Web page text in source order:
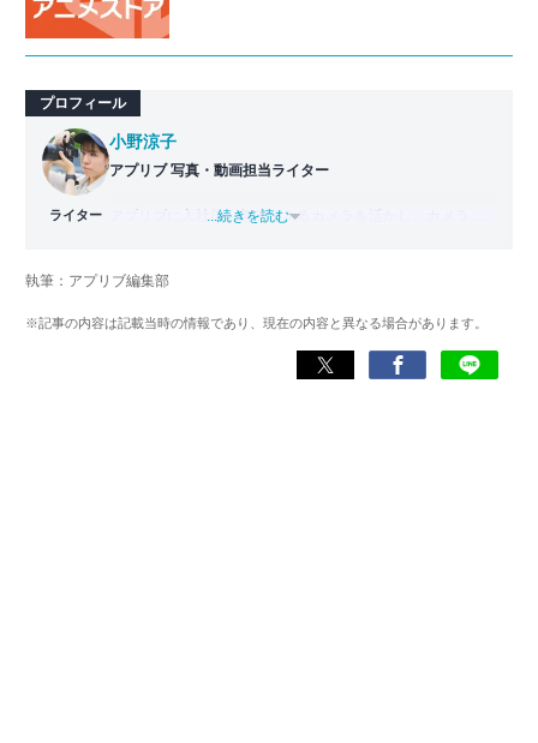
プロフィール
ライター
小野涼子
アプリブ 写真・動画担当ライター
アプリブに入社後、趣味であるカメラを活かし、カメラや
「誰でも本格的にアプリを使いこなせるようになるコンテ
...続きを読む
執筆：アプリブ編集部
※記事の内容は記載当時の情報であり、現在の内容と異なる場合があります。